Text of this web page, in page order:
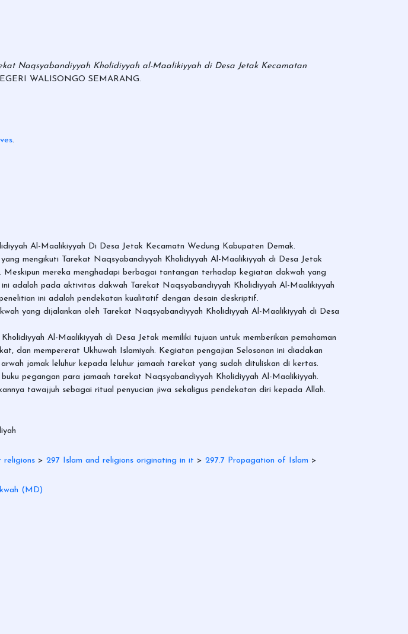
Naqsyabandiyyah Kholidiyyah al-Maalikiyyah di Desa Jetak Kecamatan
WALISONGO SEMARANG.
.
Al-Maalikiyyah Di Desa Jetak Kecamatn Wedung Kabupaten Demak.
mengikuti Tarekat Naqsyabandiyyah Kholidiyyah Al-Maalikiyyah di Desa Jetak
mereka menghadapi berbagai tantangan terhadap kegiatan dakwah yang
adalah pada aktivitas dakwah Tarekat Naqsyabandiyyah Kholidiyyah Al-Maalikiyyah
ini adalah pendekatan kualitatif dengan desain deskriptif.
yang dijalankan oleh Tarekat Naqsyabandiyyah Kholidiyyah Al-Maalikiyyah di Desa
Al-Maalikiyyah di Desa Jetak memiliki tujuan untuk memberikan pemahaman
dan mempererat Ukhuwah Islamiyah. Kegiatan pengajian Selosonan ini diadakan
jamak leluhur kepada leluhur jamaah tarekat yang sudah dituliskan di kertas.
pegangan para jamaah tarekat Naqsyabandiyyah Kholidiyyah Al-Maalikiyyah.
tawajjuh sebagai ritual penyucian jiwa sekaligus pendekatan diri kepada Allah.
religions > 297 Islam and religions originating in it > 297.7 Propagation of Islam >
(MD)